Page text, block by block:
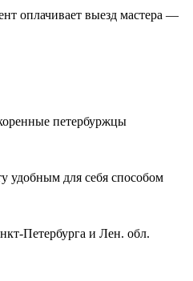
оплачивает выезд мастера —
петербуржцы
удобным для себя способом
Петербурга и Лен. обл.